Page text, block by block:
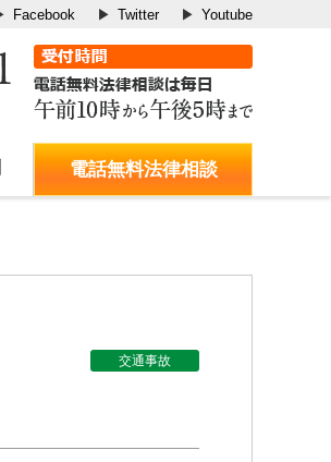
Facebook Twitter Youtube
電話無料法律相談
交通事故